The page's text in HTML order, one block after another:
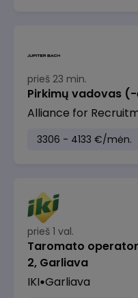
prieš 23 min.
Pirkimų vadovas
Alliance for
3306 - 4133 €/mėn.
prieš 1 val.
Taromato
2, Garliava
IKI Garliava